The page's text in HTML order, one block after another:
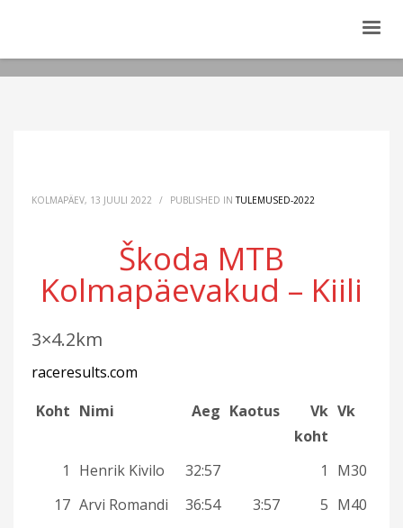
KOLMAPÄEV, 13 JUULI 2022 / PUBLISHED INTULEMUSED-2022
Škoda MTB
Kolmapäevakud – Kiili
3×4.2km
raceresults.com
Koht Nimi Aeg Kaotus
Vk
koht
Vk
1 Henrik Kivilo 32:57 1
M30
17 Arvi Romandi 36:54 3:57 5 M40